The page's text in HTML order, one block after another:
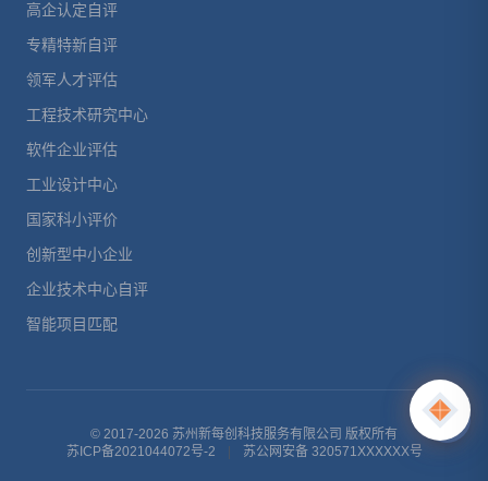
高企认定自评
专精特新自评
领军人才评估
工程技术研究中心
软件企业评估
工业设计中心
国家科小评价
创新型中小企业
企业技术中心自评
智能项目匹配
© 2017-2026 苏州新每创科技服务有限公司 版权所有
苏ICP备2021044072号-2
苏公网安备 320571XXXXXX号